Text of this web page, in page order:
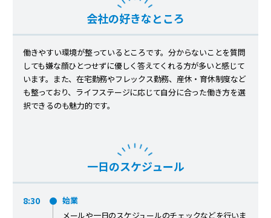
会社の好きなところ
働きやすい環境が整っているところです。分からないことを質問
しても嫌な顔ひとつせずに優しく答えてくれる方が多いと感じて
います。また、在宅勤務やフレックス勤務、産休・育休制度など
も整っており、ライフステージに応じて自分に合った働き方を選
択できるのも魅力的です。
一日のスケジュール
8:30
始業
メールや一日のスケジュールのチェックなどを行いま